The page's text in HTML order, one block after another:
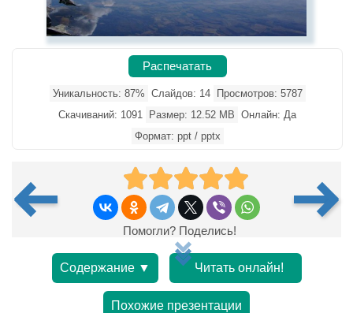
Распечатать
Уникальность: 87% Слайдов: 14
Просмотров: 5787
Скачиваний: 1091
Размер: 12.52 MB Онлайн: Да
Формат: ppt / pptx
Помогли? Поделись!
Содержание ▼ Читать онлайн!
Похожие презентации